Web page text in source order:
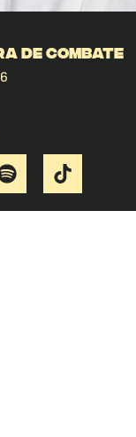
DE COMBATE